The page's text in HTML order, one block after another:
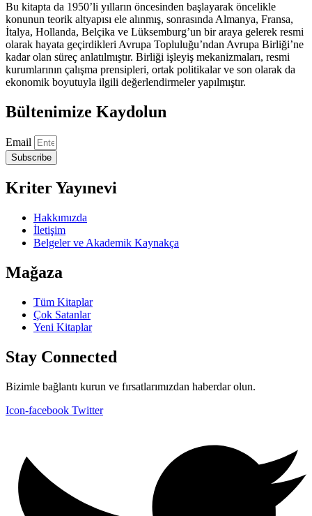
Bu kitapta da 1950’li yılların öncesinden başlayarak öncelikle
konunun teorik altyapısı ele alınmış, sonrasında Almanya, Fransa,
İtalya, Hollanda, Belçika ve Lüksemburg’un bir araya gelerek resmi
olarak hayata geçirdikleri Avrupa Topluluğu’ndan Avrupa Birliği’ne
kadar olan süreç anlatılmıştır. Birliği işleyiş mekanizmaları, resmi
kurumlarının çalışma prensipleri, ortak politikalar ve son olarak da
ekonomik boyutuyla ilgili değerlendirmeler yapılmıştır.
Bültenimize Kaydolun
Email
Subscribe
Kriter Yayınevi
Hakkımızda
İletişim
Belgeler ve Akademik Kaynakça
Mağaza
Tüm Kitaplar
Çok Satanlar
Yeni Kitaplar
Stay Connected
Bizimle bağlantı kurun ve fırsatlarımızdan haberdar olun.
Icon-facebook Twitter